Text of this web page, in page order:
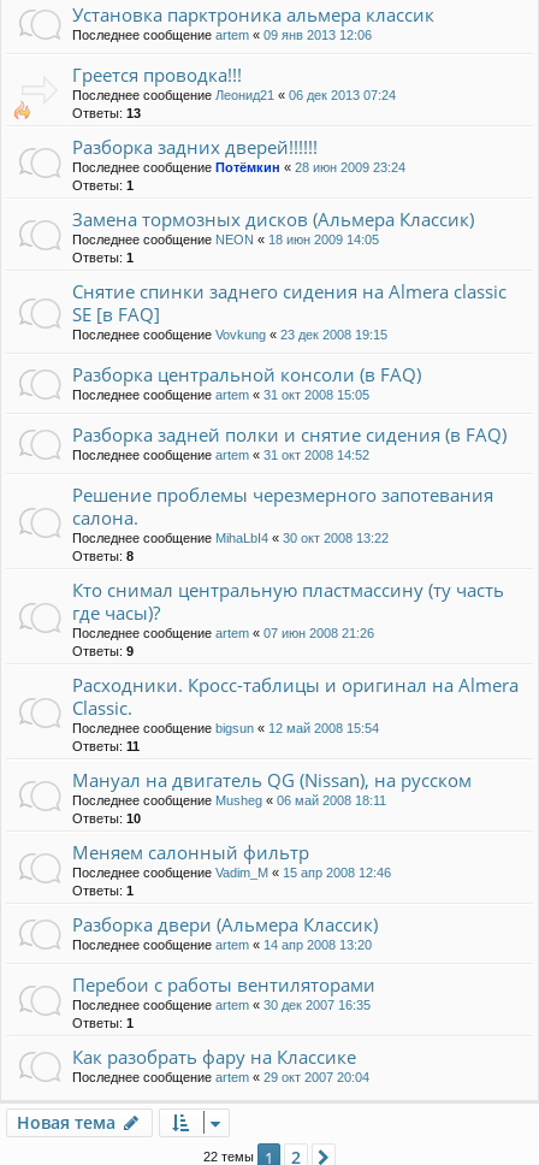
Установка парктроника альмера классик
Последнее сообщение artem « 09 янв 2013 12:06
Греется проводка!!!
Последнее сообщение Леонид21 « 06 дек 2013 07:24
Ответы: 13
Разборка задних дверей!!!!!!
Последнее сообщение Потёмкин « 28 июн 2009 23:24
Ответы: 1
Замена тормозных дисков (Альмера Классик)
Последнее сообщение NEON « 18 июн 2009 14:05
Ответы: 1
Снятие спинки заднего сидения на Almera classic
SE [в FAQ]
Последнее сообщение Vovkung « 23 дек 2008 19:15
Разборка центральной консоли (в FAQ)
Последнее сообщение artem « 31 окт 2008 15:05
Разборка задней полки и снятие сидения (в FAQ)
Последнее сообщение artem « 31 окт 2008 14:52
Решение проблемы черезмерного запотевания
салона.
Последнее сообщение MihaLbI4 « 30 окт 2008 13:22
Ответы: 8
Кто снимал центральную пластмассину (ту часть
где часы)?
Последнее сообщение artem « 07 июн 2008 21:26
Ответы: 9
Расходники. Кросс-таблицы и оригинал на Almera
Classic.
Последнее сообщение bigsun « 12 май 2008 15:54
Ответы: 11
Мануал на двигатель QG (Nissan), на русском
Последнее сообщение Musheg « 06 май 2008 18:11
Ответы: 10
Меняем салонный фильтр
Последнее сообщение Vadim_M « 15 апр 2008 12:46
Ответы: 1
Разборка двери (Альмера Классик)
Последнее сообщение artem « 14 апр 2008 13:20
Перебои с работы вентиляторами
Последнее сообщение artem « 30 дек 2007 16:35
Ответы: 1
Как разобрать фару на Классике
Последнее сообщение artem « 29 окт 2007 20:04
Новая тема
22 темы 1 2